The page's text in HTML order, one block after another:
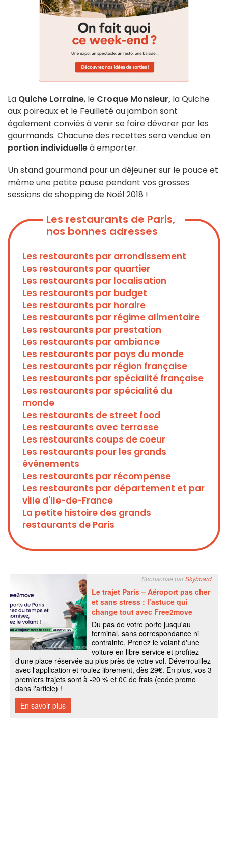
La Quiche Lorraine, le Croque Monsieur, la Quiche
aux poireaux et le Feuilleté au jambon sont
également conviés à venir se faire dévorer par les
gourmands. Chacune des recettes sera vendue en
portion individuelleà emporter.
Un stand gourmand pour un déjeuner sur le pouce et
même une petite pause pendant vos grosses
sessions de shopping de Noël 2018 !
Les restaurants de Paris,
nos bonnes adresses
Les restaurants par arrondissement
Les restaurants par quartier
Les restaurants par localisation
Les restaurants par budget
Les restaurants par horaire
Les restaurants par régime alimentaire
Les restaurants par prestation
Les restaurants par ambiance
Les restaurants par pays du monde
Les restaurants par région française
Les restaurants par spécialité française
Les restaurants par spécialité du
monde
Les restaurants de street food
Les restaurants avec terrasse
Les restaurants coups de coeur
Les restaurants pour les grands
évènements
Les restaurants par récompense
Les restaurants par département et par
ville d'Ile-de-France
La petite histoire des grands
restaurants de Paris